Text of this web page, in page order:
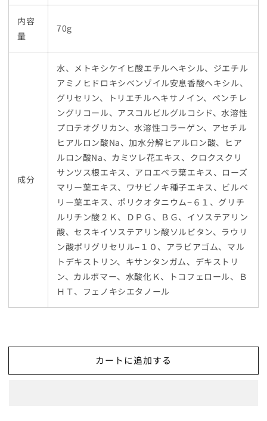
内容
量
70g
成分
水、メトキシケイヒ酸エチルヘキシル、ジエチル
アミノヒドロキシベンゾイル安息香酸ヘキシル、
グリセリン、トリエチルヘキサノイン、ペンチレ
ングリコール、アスコルビルグルコシド、水溶性
プロテオグリカン、水溶性コラーゲン、アセチル
ヒアルロン酸Na、加水分解ヒアルロン酸、ヒア
ルロン酸Na、カミツレ花エキス、クロクスクリ
サンツス根エキス、アロエベラ葉エキス、ローズ
マリー葉エキス、ワサビノキ種子エキス、ビルベ
リー葉エキス、ポリクオタニウム−６１、グリチ
ルリチン酸２Ｋ、ＤＰＧ、ＢＧ、イソステアリン
酸、セスキイソステアリン酸ソルビタン、ラウリ
ン酸ポリグリセリル−１０、アラビアゴム、マル
トデキストリン、キサンタンガム、デキストリ
ン、カルボマー、水酸化Ｋ、トコフェロール、Ｂ
ＨＴ、フェノキシエタノール
カートに追加する